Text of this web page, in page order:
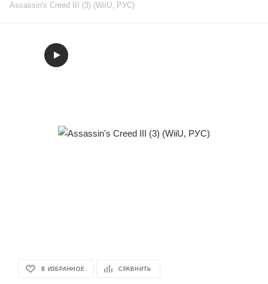
Assassin's Creed III (3) (WiiU, РУС)
В ИЗБРАННОЕ СРАВНИТЬ